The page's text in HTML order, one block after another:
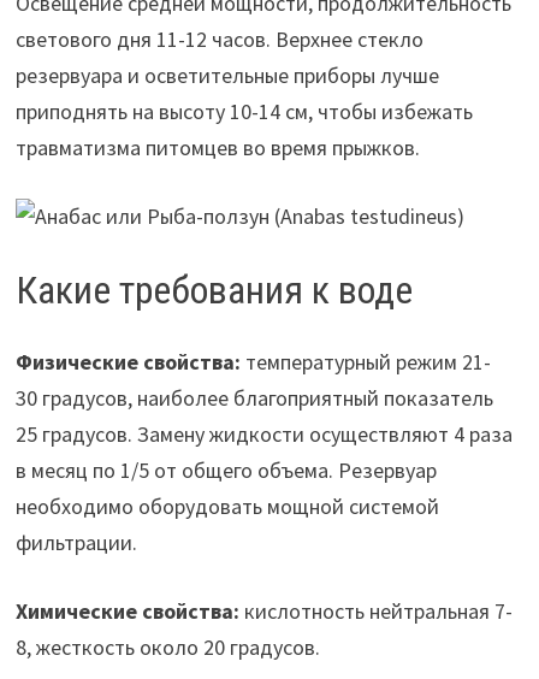
светового дня 11-12 часов. Верхнее стекло
резервуара и осветительные приборы лучше
приподнять на высоту 10-14 см, чтобы избежать
травматизма питомцев во время прыжков.
Какие требования к воде
Физические свойства: температурный режим 21-
30 градусов, наиболее благоприятный показатель
25 градусов. Замену жидкости осуществляют 4 раза
в месяц по 1/5 от общего объема. Резервуар
необходимо оборудовать мощной системой
фильтрации.
Химические свойства: кислотность нейтральная 7-
8, жесткость около 20 градусов.